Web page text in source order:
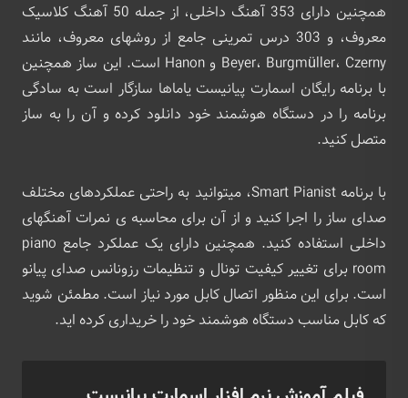
همچنین دارای 353 آهنگ داخلی، از جمله 50 آهنگ کلاسیک
معروف، و 303 درس تمرینی جامع از روشهای معروف، مانند
Beyer، Burgmüller، Czerny و Hanon است. این ساز همچنین
با برنامه رایگان اسمارت پیانیست یاماها سازگار است به سادگی
برنامه را در دستگاه هوشمند خود دانلود کرده و آن را به ساز
متصل کنید.
با برنامه Smart Pianist، میتوانید به راحتی عملکردهای مختلف
صدای ساز را اجرا کنید و از آن برای محاسبه ی نمرات آهنگهای
داخلی استفاده کنید. همچنین دارای یک عملکرد جامع piano
room برای تغییر کیفیت تونال و تنظیمات رزونانس صدای پیانو
است. برای این منظور اتصال کابل مورد نیاز است. مطمئن شوید
که کابل مناسب دستگاه هوشمند خود را خریداری کرده اید.